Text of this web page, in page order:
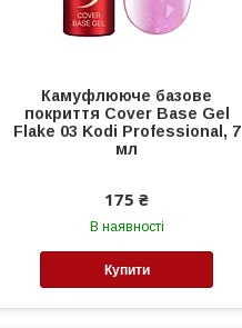
Камуфлююче базове
покриття Cover Base Gel
Flake 03 Kodi Professional, 7
мл
175 ₴
В наявності
Купити